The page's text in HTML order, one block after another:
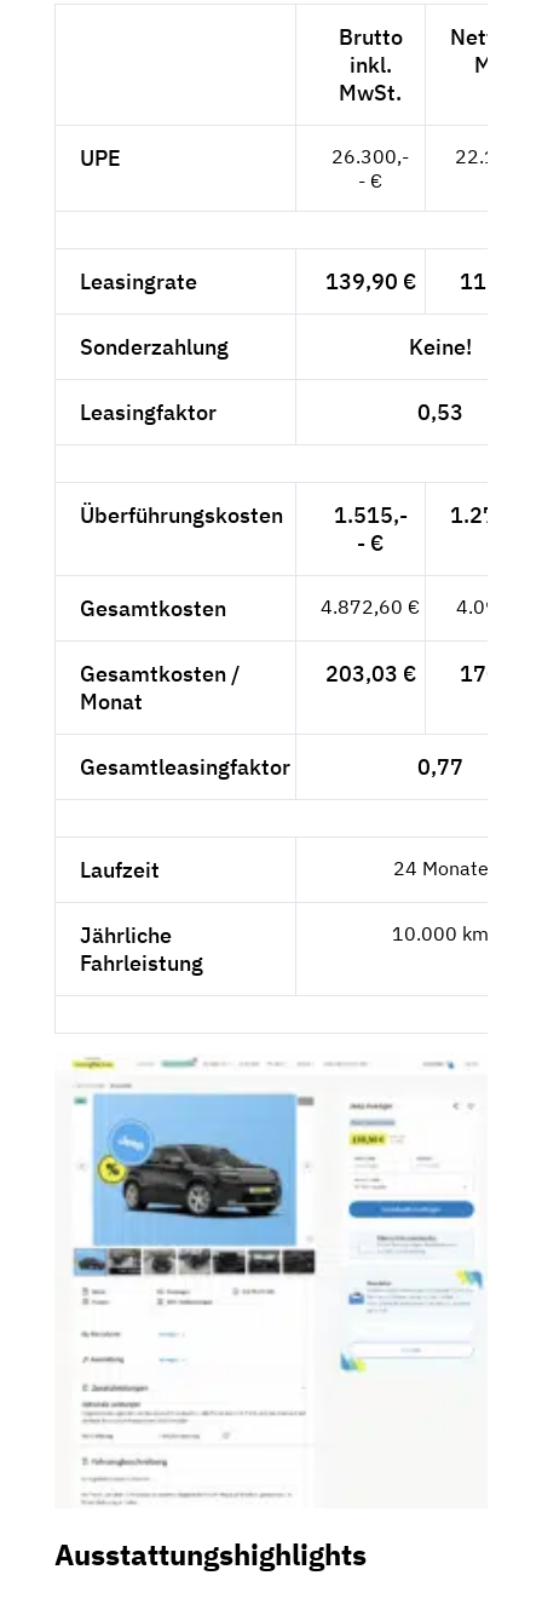
Brutto
inkl.
MwSt.
Netto
MwSt.
UPE
26.300,-
- €
Leasingrate 139,90 € 117,56
Sonderzahlung Keine!
Leasingfaktor 0,53
Überführungskosten
1.515,-
- €
Gesamtkosten 4.872,60 € 4.094,62
Gesamtkosten /
Monat
203,03 € 170,61
Gesamtleasingfaktor 0,77
Laufzeit 24 Monate
Jährliche
Fahrleistung
10.000 km
Ausstattungshighlights